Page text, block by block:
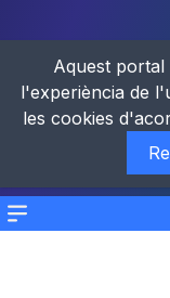
Menu
Aquest
l'experiència de
les cookies